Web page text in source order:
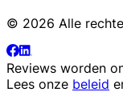
© 2026 Alle
Reviews worden
Lees onze beleid